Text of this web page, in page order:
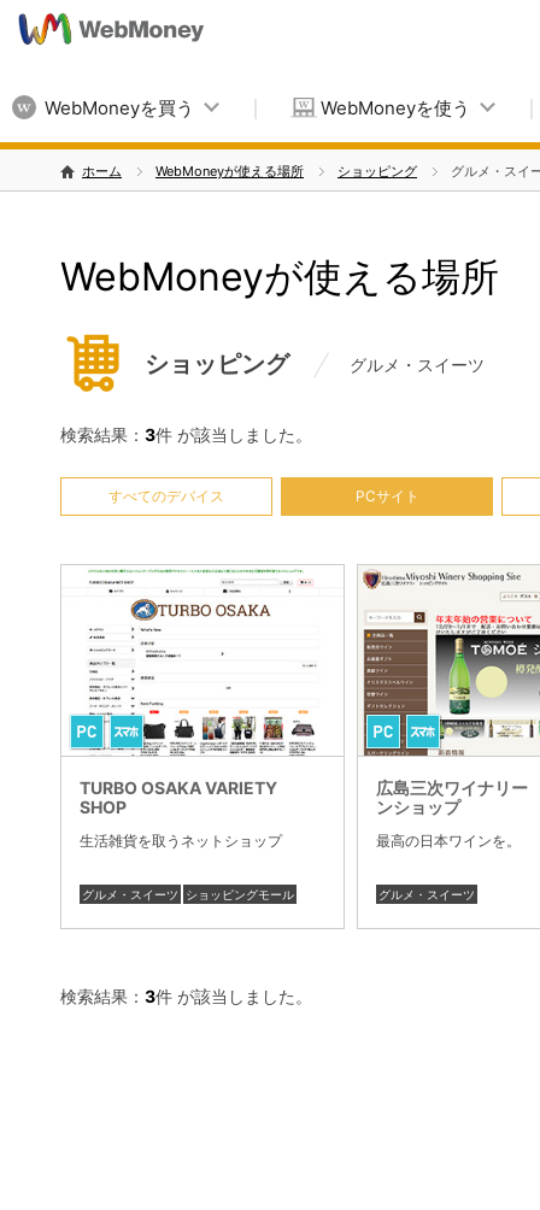
WebMoneyを買う WebMoneyを使う
ホーム WebMoneyが使える場所 ショッピング グルメ・スイ
WebMoneyが使える場所
ショッピング グルメ・スイーツ
検索結果： 3件 が該当しました。
すべてのデバイス PCサイト
TURBO OSAKA VARIETY
SHOP
生活雑貨を取うネットショップ
グルメ・スイーツ ショッピングモール
広島三次ワイナリ
ンショップ
最高の日本ワインを。
グルメ・スイーツ
検索結果： 3件 が該当しました。